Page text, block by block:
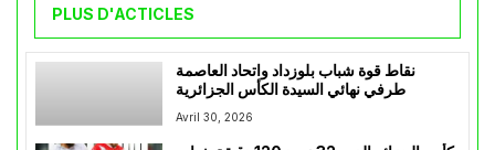
PLUS D'ACTICLES
نقاط قوة شباب بلوزداد واتحاد العاصمة
طرفي نهائي السيدة الكأس الجزائرية
Avril 30, 2026